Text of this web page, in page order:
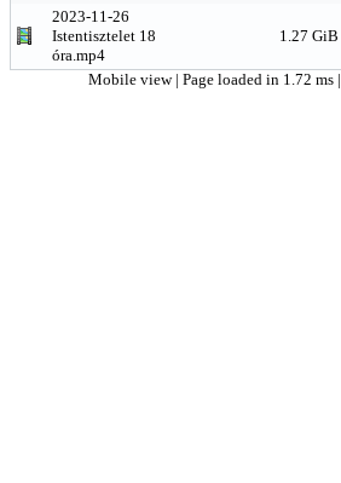
2023-11-26
Istentisztelet 18
óra.mp4
1.27 GiB
Mobile view | Page loaded in 1.72 ms |